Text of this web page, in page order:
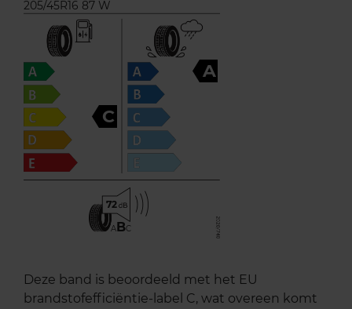
205/45R16 87 W
C
A
72
ABC
Deze band is beoordeeld met het EU
brandstofefficiëntie-label C, wat overeen komt